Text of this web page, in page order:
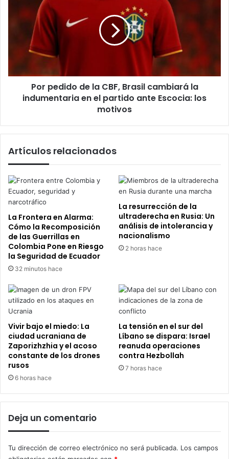
Libertador
cambiará
indumentaria
Escocia:
motivos
Por pedido de la CBF, Brasil cambiará la
indumentaria en el partido ante Escocia: los
motivos
Artículos relacionados
La Frontera en Alarma:
Cómo la Recomposición
de las Guerrillas en
Colombia Pone en Riesgo
la Seguridad de Ecuador
32 minutos hace
La resurrección de la
ultraderecha en Rusia: Un
análisis de intolerancia y
nacionalismo
2 horas hace
Vivir bajo el miedo: La
ciudad ucraniana de
Zaporizhzhia y el acoso
constante de los drones
rusos
6 horas hace
La tensión en el sur del
Líbano se dispara: Israel
reanuda operaciones
contra Hezbollah
7 horas hace
Deja un comentario
Tu dirección de correo electrónico no será publicada. Los campos